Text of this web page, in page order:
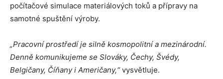
počítačové simulace materiálových toků a přípravy na
samotné spuštění výroby.
„Pracovní prostředí je silně kosmopolitní a mezinárodní.
Denně komunikujeme se Slováky, Čechy, Švédy,
Belgičany, Číňany i Američany,“vysvětluje.